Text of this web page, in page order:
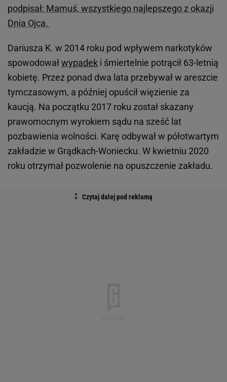
podpisał: Mamuś, wszystkiego najlepszego z okazji
Dnia Ojca.
Dariusza K. w 2014 roku pod wpływem narkotyków
spowodowałwypadek i śmiertelnie potrącił 63-letnią
kobietę. Przez ponad dwa lata przebywał w areszcie
tymczasowym, a później opuścił więzienie za
kaucją. Na początku 2017 roku został skazany
prawomocnym wyrokiem sądu na sześć lat
pozbawienia wolności. Karę odbywał w półotwartym
zakładzie w Grądkach-Woniecku. W kwietniu 2020
roku otrzymał pozwolenie na opuszczenie zakładu.